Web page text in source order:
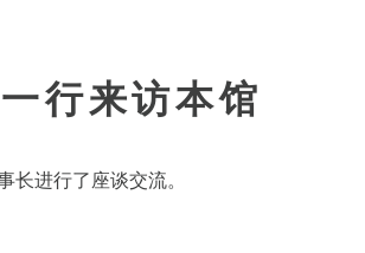
行来访本馆
长进行了座谈交流。